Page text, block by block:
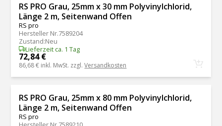
RS PRO Grau, 25mm x 30 mm Polyvinylchlorid,
Länge 2 m, Seitenwand Offen
RS pro
Hersteller Nr.7589204
Zustand:Neu
Lieferzeit ca. 1 Tag
72,84 €
86,68 € inkl. MwSt. zzgl.Versandkosten
RS PRO Grau, 25mm x 80 mm Polyvinylchlorid,
Länge 2 m, Seitenwand Offen
RS pro